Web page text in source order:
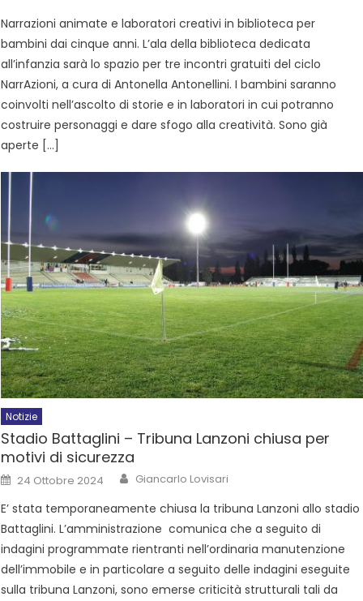
Narrazioni animate e laboratori creativi in biblioteca per
bambini dai cinque anni. L’ala della biblioteca dedicata
all’infanzia sarà lo spazio per tre incontri gratuiti del ciclo
NarrAzioni, a cura di Antonella Antonellini. I bambini saranno
coinvolti nell’ascolto di storie e in laboratori in cui potranno
costruire personaggi e dare sfogo alla creatività. Sono già
aperte […]
Notizie
Stadio Battaglini – Tribuna Lanzoni chiusa per
motivi di sicurezza
24 Ottobre 2024 Giancarlo Lovisari
E’ stata temporaneamente chiusa la tribuna Lanzoni allo stadio
Battaglini. L’amministrazione comunica che a seguito di
indagini programmate rientranti nell’ordinaria manutenzione
dell’immobile e in particolare a seguito delle indagini eseguite
sulla tribuna Lanzoni, sono emerse criticità strutturali tali da